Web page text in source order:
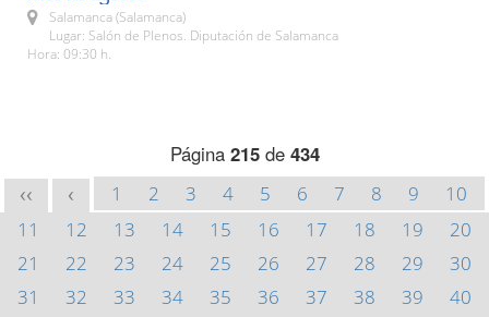
Salamanca (Salamanca)
Lugar: Salón de Plenos. Diputación de Salamanca
Hora: 09:30 h.
Página 215de 434
<< < 1 2 3 4 5 6 7 8 9
10
11
12 13 14 15 16 17 18 19
20
21
22 23 24 25 26 27 28 29
30
31
32 33 34 35 36 37 38 39
40